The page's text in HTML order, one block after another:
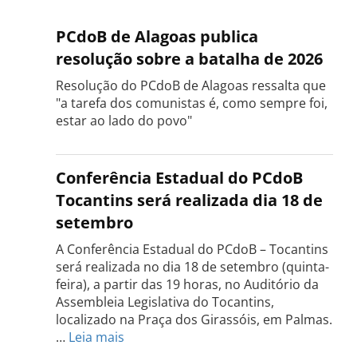
PCdoB de Alagoas publica
resolução sobre a batalha de 2026
Resolução do PCdoB de Alagoas ressalta que
"a tarefa dos comunistas é, como sempre foi,
estar ao lado do povo"
Conferência Estadual do PCdoB
Tocantins será realizada dia 18 de
setembro
A Conferência Estadual do PCdoB – Tocantins
será realizada no dia 18 de setembro (quinta-
feira), a partir das 19 horas, no Auditório da
Assembleia Legislativa do Tocantins,
localizado na Praça dos Girassóis, em Palmas.
… Leia mais